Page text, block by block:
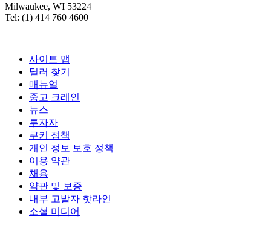
Milwaukee, WI 53224
Tel: (1) 414 760 4600
사이트 맵
딜러 찾기
매뉴얼
중고 크레인
뉴스
투자자
쿠키 정책
개인 정보 보호 정책
이용 약관
채용
약관 및 보증
내부 고발자 핫라인
소셜 미디어